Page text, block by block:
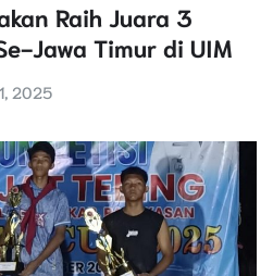
Raih Juara 3
Jawa Timur di UIM
2025